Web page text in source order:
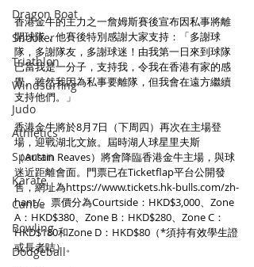
Dragon Boat
Snooker
Triathlon
Windsurfing
Judo
Athletics
Spartan
Karate
Canoe
Bowling
Dodgeball
香港金牛的主力之一詹姆斯賽後宣布因私事將離
開球隊，他賽後特別感謝大家支持：「多謝球
隊，多謝隊友，多謝球迷！由我第一日來到球隊
已當我是一分子，支持我，令我在香港有家的感
覺。雖然我因為私事要離隊，但我會在遠方繼續
支持他們。」
香港金牛將於8月7日（下周四）再次在主場登
場，迎戰湖北文旅。屆時湖人球星里夫斯
（Austin Reaves）將會降臨香港金牛主場，與球
迷近距離會面。門票已在Ticketflap平台公開發
售，網址為https://www.tickets.hk-bulls.com/zh-
hant/。票價分為Courtside：HKD$3,000、Zone
A：HKD$380、Zone B：HKD$280、Zone C：
HKD$180和Zone D：HKD$80（*須持有效學生證
或長者咭）。